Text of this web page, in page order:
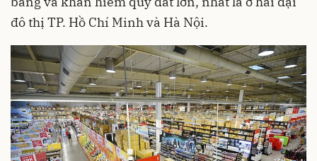
đô thị TP. Hồ Chí Minh và Hà Nội.